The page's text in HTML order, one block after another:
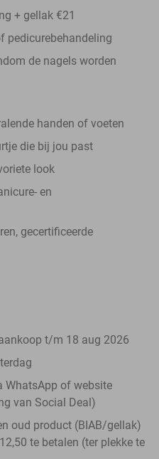
+ gellak €21
pedicurebehandeling
de nagels worden
handen of voeten
die bij jou past
look
en
gecertificeerde
t/m 18 aug 2026
WhatsApp of website
van Social Deal)
oud product (BIAB/gellak)
te betalen (ter plekke te